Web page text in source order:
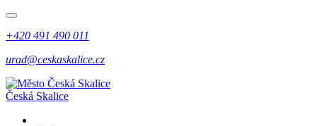
+420 491 490 011
urad@ceskaskalice.cz
Česká Skalice